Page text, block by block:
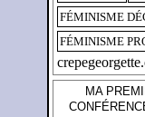
FÉMINISME
FÉMINISME
MA